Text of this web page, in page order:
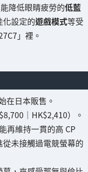
能降低眼睛疲勞的低藍
化設定的遊戲模式等受
」裡。
在日本販售。
｜HK$2,410）。
再維持一貫的高 CP
未接觸過電競螢幕的